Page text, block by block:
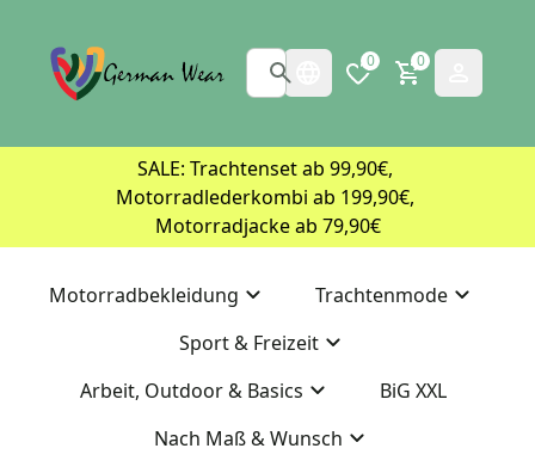
0 0
SALE: Trachtenset ab 99,90€,
Motorradlederkombi ab 199,90€,
Motorradjacke ab 79,90€
Motorradbekleidung
Trachtenmode
Sport & Freizeit
Arbeit, Outdoor & Basics
BiG XXL
Nach Maß & Wunsch